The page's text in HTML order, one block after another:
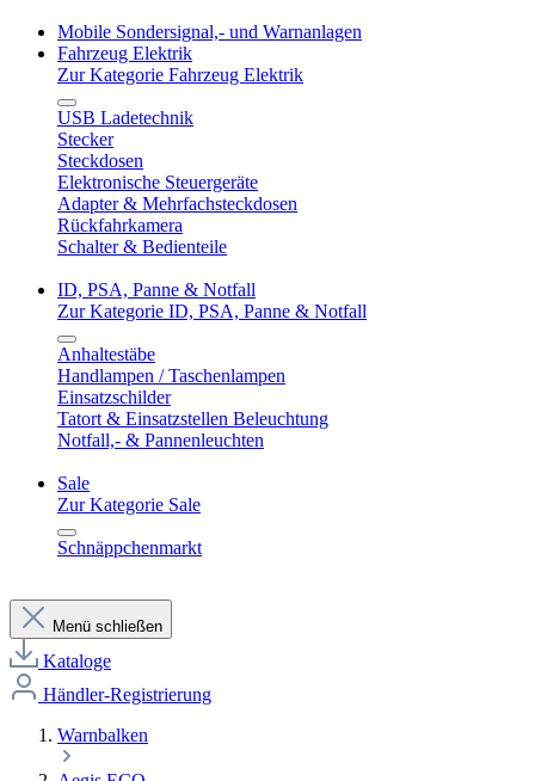
Mobile Sondersignal,- und Warnanlagen
Fahrzeug Elektrik
Zur Kategorie Fahrzeug Elektrik
USB Ladetechnik
Stecker
Steckdosen
Elektronische Steuergeräte
Adapter & Mehrfachsteckdosen
Rückfahrkamera
Schalter & Bedienteile
ID, PSA, Panne & Notfall
Zur Kategorie ID, PSA, Panne & Notfall
Anhaltestäbe
Handlampen / Taschenlampen
Einsatzschilder
Tatort & Einsatzstellen Beleuchtung
Notfall,- & Pannenleuchten
Sale
Zur Kategorie Sale
Schnäppchenmarkt
Menü schließen
Kataloge
Händler-Registrierung
Warnbalken